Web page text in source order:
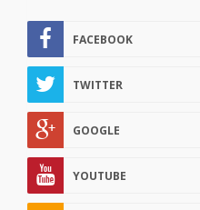
FACEBOOK
TWITTER
GOOGLE
YOUTUBE